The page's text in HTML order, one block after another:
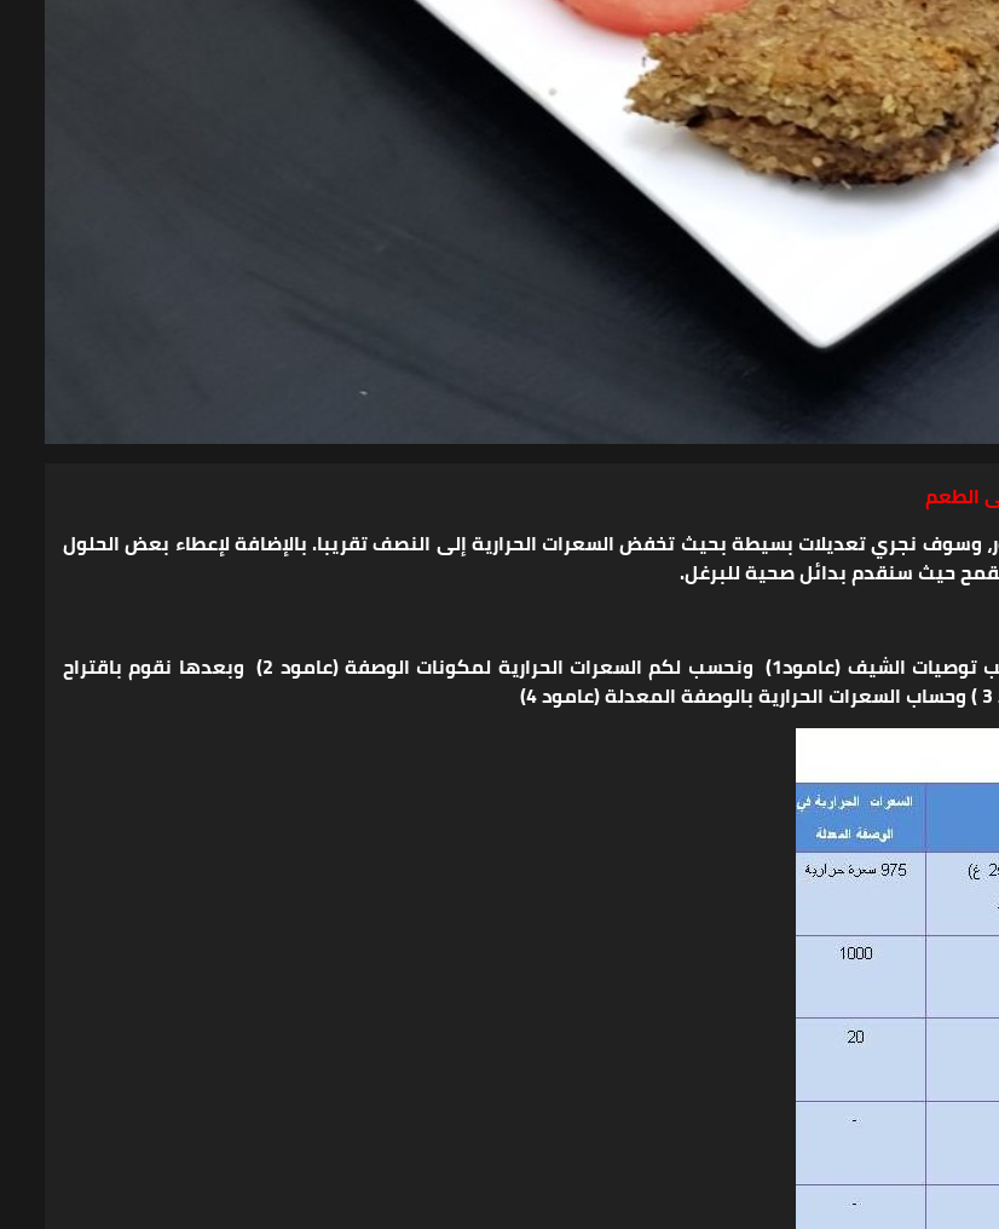
الطعم
نجري تعديلات بسيطة بحيث تخفض السعرات الحرارية إلى النصف تقريبا. بالإضافة لإعطاء بعض الحلول
حيث سنقدم بدائل صحية للبرغل.
في الجدول التالي نعطيكم مكونات الكبة بالوصفة التقليدية حسب توصيات الشيف (عامود1) ونحسب لكم السعرات الحرارية لمكونات الوصفة (عامود 2) وبعدها نقوم باقتراح